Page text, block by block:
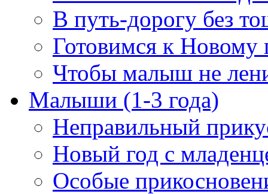
В путь-дорогу без
Готовимся к
Чтобы малыш не
Малыши (1-3 года)
Неправильный
Новый год с
Особые